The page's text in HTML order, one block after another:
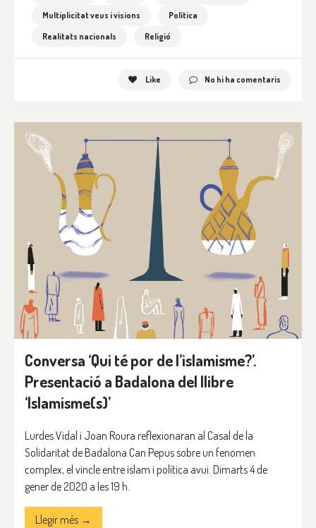
Multiplicitat veus i visions
Política
Realitats nacionals
Religió
Like No hi ha comentaris
Conversa ‘Qui té por de l’islamisme?’.
Presentació a Badalona del llibre
‘Islamisme(s)’
Lurdes Vidal i Joan Roura reflexionaran al Casal de la
Solidaritat de Badalona Can Pepus sobre un fenomen
complex, el vincle entre islam i política avui. Dimarts 4 de
gener de 2020 a les 19 h.
Llegir més →